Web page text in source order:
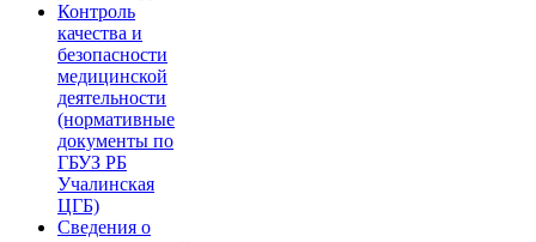
Контроль
качества и
безопасности
медицинской
деятельности
(нормативные
документы по
ГБУЗ РБ
Учалинская
ЦГБ)
Сведения о